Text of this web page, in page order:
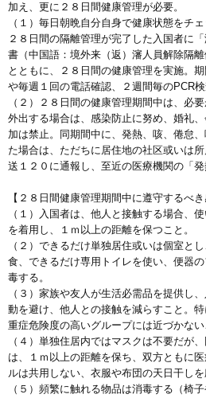
加え、更に２８日間健康管理が必要。
（１）毎日朝晩自分自身で健康状態をチ
２８日間の隔離管理が完了した入国者に
書（中国語：境外来（返）瀋人員解除隔
とともに、２８日間の健康管理を実施。
や毎週１回の電話確認、２週間毎のPCR検
（２）２８日間の健康管理期間中は、必
外出する場合は、感染防止に努め、婚礼
加は禁止。同期間中に、発熱、咳、倦怠
た場合は、ただちに居住地の社区或いは
送１２０に通報し、至近の医療機関の「発
【２８日間健康管理期間中に遵守するべ
（１）入国者は、他人と接触する場合、
を着用し、１ｍ以上の距離を保つこと。
（２）できるだけ単独居住或いは個室と
食、できるだけ専用トイレを使い、便器
毒する。
（３）家族や友人が生活必需品を提供し
動を避け、他人との接触を減らすこと。
重症危険度の高いグループには近づかない
（４）単独住居内ではマスクは不要だが
は、１ｍ以上の距離を保ち、双方ともに
ルは共用しない、衣服や布団の天日干しを
（５）頻繁に触れる物品は消毒する（椅